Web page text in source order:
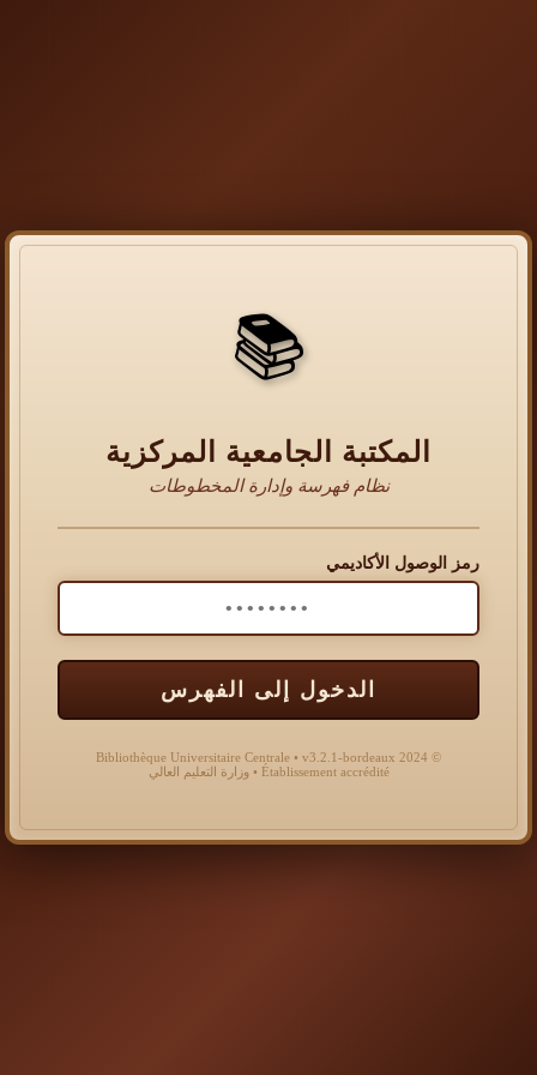
📚
المكتبة الجامعية المركزية
نظام فهرسة وإدارة المخطوطات
رمز الوصول الأكاديمي
الدخول إلى الفهرس
© 2024 Bibliothèque Universitaire Centrale • v3.2.1-bordeaux
Établissement accrédité • وزارة التعليم العالي